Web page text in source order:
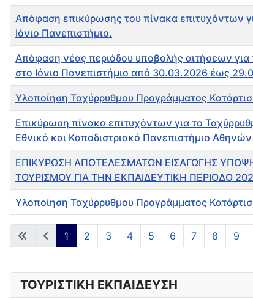
ΤΟΥΡΙΣΤΙΚΗ ΕΚΠΑΙΔΕΥΣΗ
Άρθρα
Απόφαση επικύρωσης του πίνακα επιτυχόντων
Ιόνιο Πανεπιστήμιο.
Απόφαση νέας περιόδου υποβολής αιτήσεων
στο Ιόνιο Πανεπιστήμιο από 30.03.2026 έως
Υλοποίηση Ταχύρρυθμου Προγράμματος
Επικύρωση πίνακα επιτυχόντων για το
Εθνικό και Καποδιστριακό Πανεπιστήμιο
ΕΠΙΚΥΡΩΣΗ ΑΠΟΤΕΛΕΣΜΑΤΩΝ ΕΙΣΑΓΩΓΗΣ
ΤΟΥΡΙΣΜΟΥ ΓΙΑ ΤΗΝ ΕΚΠΑΙΔΕΥΤΙΚΗ ΠΕΡΙΟΔΟ
Υλοποίηση Ταχύρρυθμου Προγράμματος
1 2 3 4 5 6 7 8 9